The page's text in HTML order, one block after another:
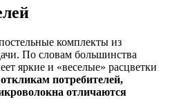
комплекты из
По словам большинства
яркие и «веселые» расцветки
потребителей,
отличаются